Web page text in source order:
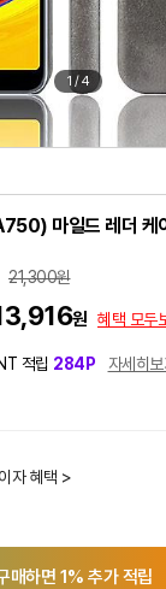
1 /4
마일드 레더 케
21,300원
원 혜택 모두
적립 284P
자세히보
자 혜택 >
매하면 1% 추가 적립